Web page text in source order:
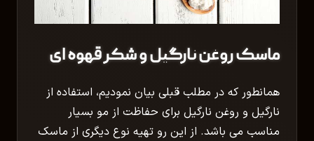
ماسک روغن نارگیل و شکر قهوه ای
همانطور که در مطلب قبلی بیان نمودیم، استفاده از
نارگیل و روغن نارگیل برای حفاظت از مو بسیار
مناسب می باشد. از این رو تهیه نوع دیگری از ماسک